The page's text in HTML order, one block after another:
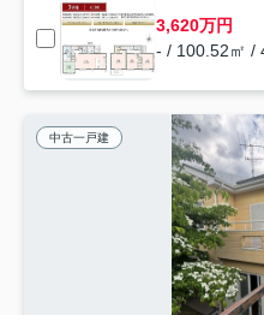
3,620万円
- / 100.52㎡ /
中古一戸建